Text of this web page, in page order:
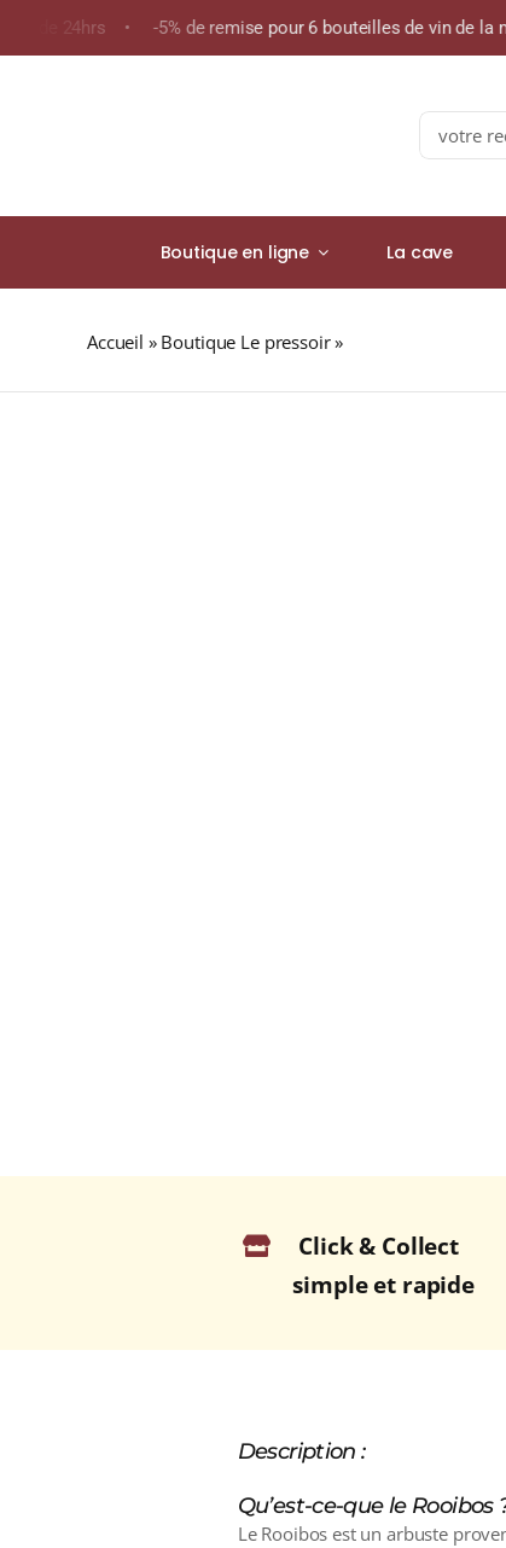
de 24hrs • -5% de remise pour 6 bouteilles de vin de la
Search
for:
Boutique en ligne La cave
Accueil » Boutique Le pressoir»
Click & Collect
simple et rapide
Description :
Qu’est-ce-que le Rooibos
Le Rooibos est un arbuste